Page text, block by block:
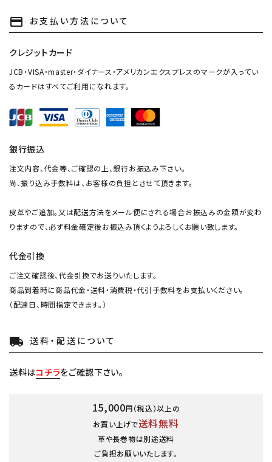
キーワード
payment お支払い方法について
クレジットカード
JCB・VISA・master・ダイナース・アメリカンエクスプレスのマークが入ってい
るカードはすべてご利用になれます。
銀行振込
注文内容、代金等、ご確認の上、銀行お振込み下さい。
尚、振り込み手数料は、お客様の負担とさせて頂きます。
皮革やご追加。又は配送方法をメール便にされる場合お振込みの金額が変わ
りますので、必ず料金確定後お振込み頂くようよろしくお願い致します。
代金引換
ご注文確認後、代金引換でお送りいたします。
商品到着時に商品代金・送料・消費税・代引手数料をお支払いください。
（配達日、時間指定できます。）
local_shipping 送料・配送について
送料はコチラをご確認下さい。
15,000円（税込）以上の
お買い上げで送料無料
革や長巻物は別途送料
ご負担お願いいたします。